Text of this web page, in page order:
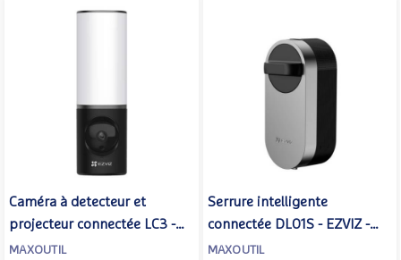
Caméra à detecteur et
projecteur connectée LC3 -
EZVIZ - 303101860
MAXOUTIL
Serrure intelligente
connectée DL01S - EZVIZ -
310500384
MAXOUTIL